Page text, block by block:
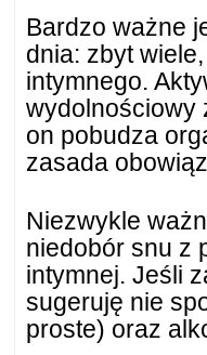
Bardzo ważne
dnia: zbyt
intymnego.
wydolnościowy
on pobudza
zasada
Niezwykle
niedobór snu z
intymnej. Jeśli
sugeruję nie
proste) oraz